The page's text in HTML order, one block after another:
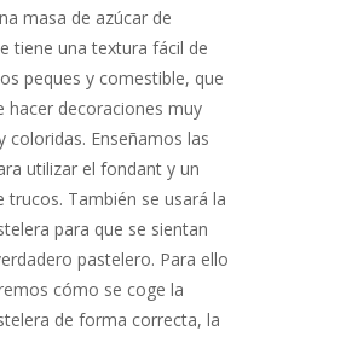
masa de azúcar de
tiene una textura fácil de
peques y comestible, que
hacer decoraciones muy
coloridas. Enseñamos las
utilizar el fondant y un
trucos. También se usará la
para que se sientan
pastelero. Para ello
cómo se coge la
de forma correcta, la